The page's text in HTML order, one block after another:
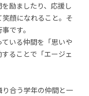
励ましたり、応援し
顔になれること。そ
です。
いる仲間を「思いや
ることで「エージェ
合う学年の仲間と一